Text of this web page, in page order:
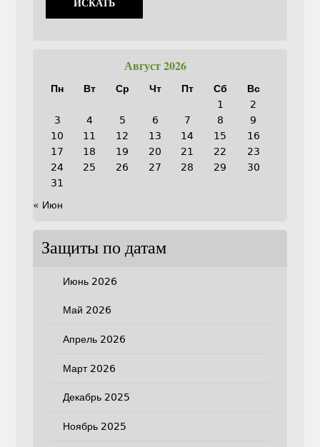
Август 2026
Пн Вт Ср Чт Пт Сб
Вс
1
2
3
4 5 6 7 8
9
10
11 12 13 14 15
16
17
18 19 20 21 22
23
24
25 26 27 28 29
30
31
« Июн
Защиты по датам
Июнь 2026
Май 2026
Апрель 2026
Март 2026
Декабрь 2025
Ноябрь 2025